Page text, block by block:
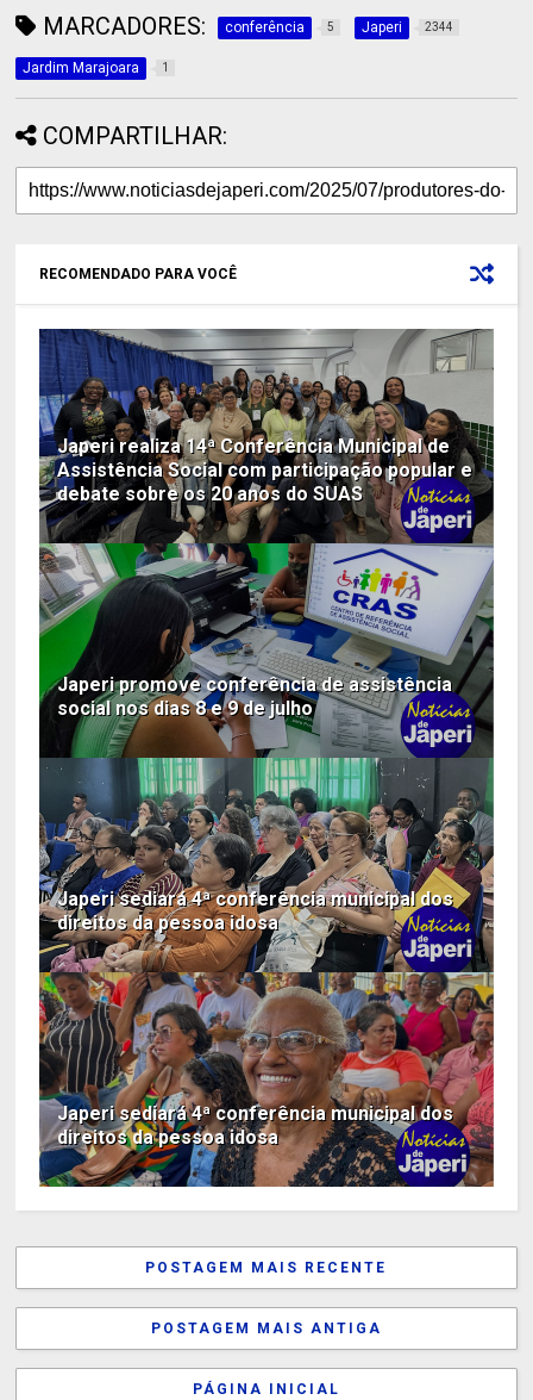
MARCADORES: conferência 5 Japeri 2344
Jardim Marajoara 1
COMPARTILHAR:
RECOMENDADO PARA VOCÊ
Japeri realiza 14ª Conferência Municipal de
Assistência Social com participação popular e
debate sobre os 20 anos do SUAS
Japeri promove conferência de assistência
social nos dias 8 e 9 de julho
Japeri sediará 4ª conferência municipal dos
direitos da pessoa idosa
Japeri sediará 4ª conferência municipal dos
direitos da pessoa idosa
POSTAGEM MAIS RECENTE
POSTAGEM MAIS ANTIGA
PÁGINA INICIAL